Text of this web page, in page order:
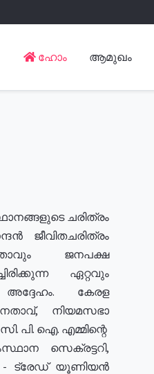
ഹോം ആമുഖം
ചരിത്രം
ജീവിതചരിത്രം
ജനപക്ഷ
ഏറ്റവും
കേരള
നിയമസഭാ
പി. ഐ. എമ്മിന്റെ
സെക്രട്ടറി,
- ട്രേഡ് യൂണിയൻ